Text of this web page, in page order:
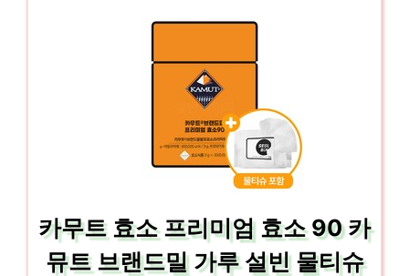
카무트 효소 프리미엄 효소 90 카
뮤트 브랜드밀 가루 설빈 물티슈